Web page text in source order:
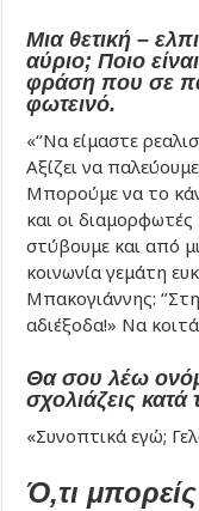
Μια θετική –
αύριο; Ποιο
φράση που σε
φωτεινό.
«‘’Να είμαστε
Αξίζει να
Μπορούμε να το
και οι
στύβουμε και από
κοινωνία γεμάτη
Μπακογιάννης:
αδιέξοδα!» Να
Θα σου λέω
σχολιάζεις
«Συνοπτικά εγώ;
Ό,τι